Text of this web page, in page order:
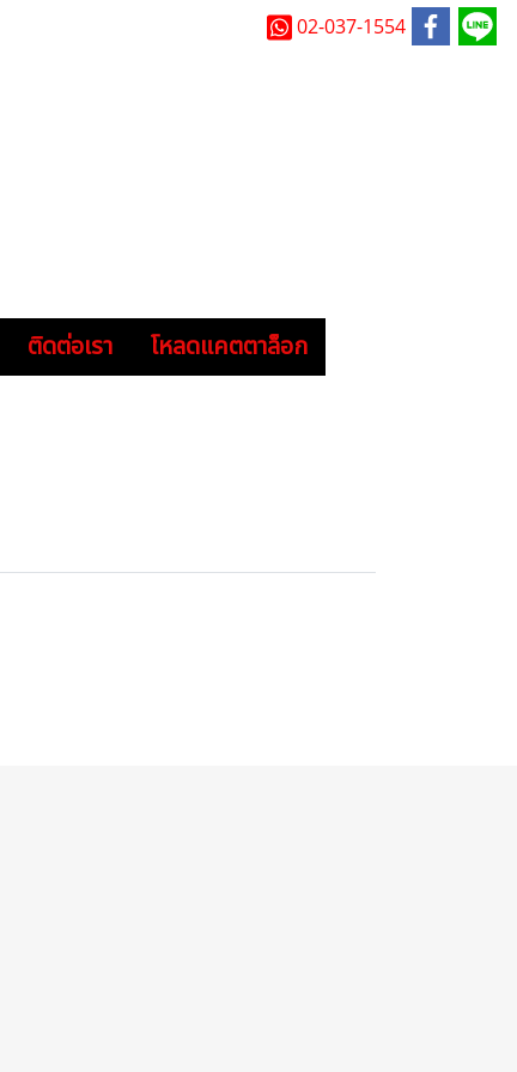
02-037-1554
ติดต่อเรา โหลดแคตตาล็อก